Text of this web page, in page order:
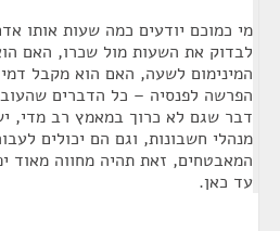
מי כמוכם יודעים כמה שעות אותו
לבדוק את השעות מול שכרו, האם
המינימום לשעה, האם הוא מקבל
הפרשה לפנסיה – כל הדברים
דבר שגם לא כרוך במאמץ רב מדי,
מנהלי חשבונות, וגם הם יכולים
המאבטחים, זאת תהיה מחווה מאוד
עד כאן.